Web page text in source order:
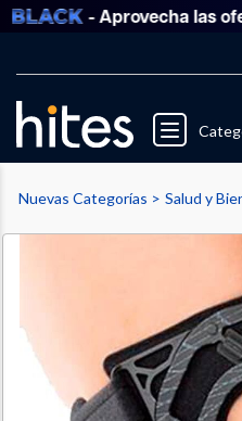
- Aprovecha las
Nuevas Categorías Salud y